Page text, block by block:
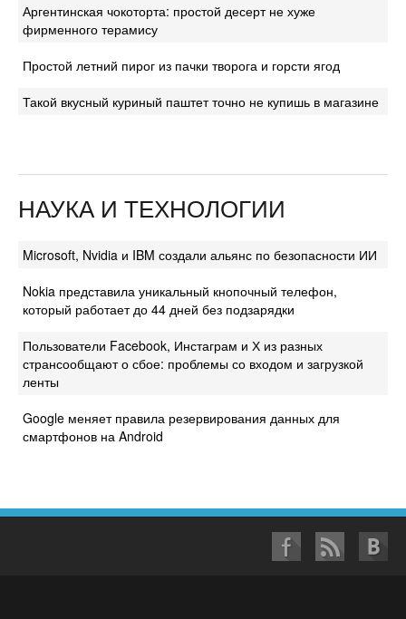
Аргентинская чокоторта: простой десерт не хуже
фирменного терамису
Простой летний пирог из пачки творога и горсти ягод
Такой вкусный куриный паштет точно не купишь в магазине
НАУКА И ТЕХНОЛОГИИ
Microsoft, Nvidia и IBM создали альянс по безопасности ИИ
Nokia представила уникальный кнопочный телефон,
который работает до 44 дней без подзарядки
Пользователи Facebook, Инстаграм и Х из разных
странсообщают о сбое: проблемы со входом и загрузкой
ленты
Google меняет правила резервирования данных для
смартфонов на Android